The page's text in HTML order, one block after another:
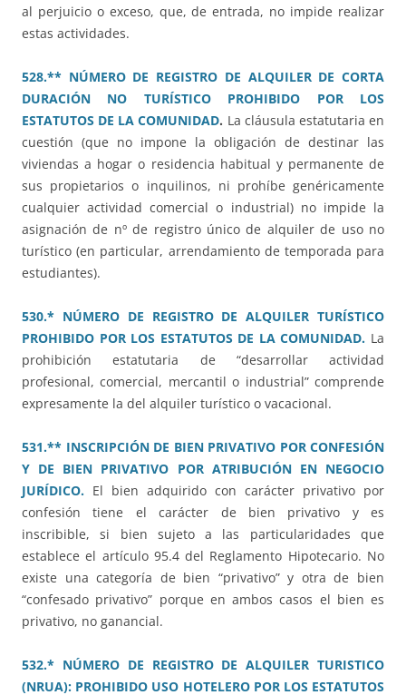
al perjuicio o exceso, que, de entrada, no impide realizar
estas actividades.
528.** NÚMERO DE REGISTRO DE ALQUILER DE CORTA
DURACIÓN NO TURÍSTICO PROHIBIDO POR LOS
ESTATUTOS DE LA COMUNIDAD. La cláusula estatutaria en
cuestión (que no impone la obligación de destinar las
viviendas a hogar o residencia habitual y permanente de
sus propietarios o inquilinos, ni prohíbe genéricamente
cualquier actividad comercial o industrial) no impide la
asignación de nº de registro único de alquiler de uso no
turístico (en particular, arrendamiento de temporada para
estudiantes).
530.* NÚMERO DE REGISTRO DE ALQUILER TURÍSTICO
PROHIBIDO POR LOS ESTATUTOS DE LA COMUNIDAD. La
prohibición estatutaria de “desarrollar actividad
profesional, comercial, mercantil o industrial” comprende
expresamente la del alquiler turístico o vacacional.
531.** INSCRIPCIÓN DE BIEN PRIVATIVO POR CONFESIÓN
Y DE BIEN PRIVATIVO POR ATRIBUCIÓN EN NEGOCIO
JURÍDICO. El bien adquirido con carácter privativo por
confesión tiene el carácter de bien privativo y es
inscribible, si bien sujeto a las particularidades que
establece el artículo 95.4 del Reglamento Hipotecario. No
existe una categoría de bien “privativo” y otra de bien
“confesado privativo” porque en ambos casos el bien es
privativo, no ganancial.
532.* NÚMERO DE REGISTRO DE ALQUILER TURISTICO
(NRUA): PROHIBIDO USO HOTELERO POR LOS ESTATUTOS